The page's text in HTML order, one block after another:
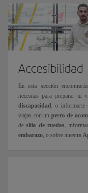
Accesibilidad
En esta sección
necesitas para preparar tu
discapacidad , o informarte
viajas con unperro de
desilla de ruedas ,
embarazo , o sobre nuestra